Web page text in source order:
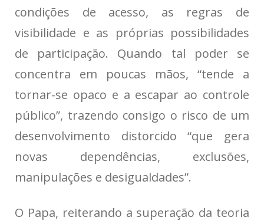
condições de acesso, as regras de
visibilidade e as próprias possibilidades
de participação. Quando tal poder se
concentra em poucas mãos, “tende a
tornar-se opaco e a escapar ao controle
público”, trazendo consigo o risco de um
desenvolvimento distorcido “que gera
novas dependências, exclusões,
manipulações e desigualdades”.
O Papa, reiterando a superação da teoria